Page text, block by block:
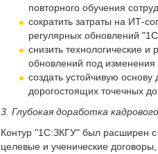
повторного обучения
сократить затраты на
регулярных обновлений
снизить технологические
обновлений под изменения
создать устойчивую
дорогостоящих точечных
3. Глубокая доработка
Контур "1С:ЗКГУ" был расширен с
целевые и ученические